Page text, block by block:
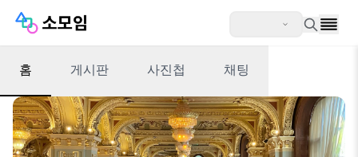
홈 게시판 사진첩 채팅